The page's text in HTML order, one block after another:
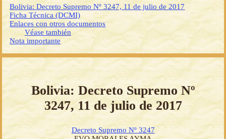
Bolivia: Decreto Supremo Nº 3247, 11 de julio de 2017
Ficha Técnica (DCMI)
Enlaces con otros documentos
Véase también
Nota importante
Bolivia: Decreto Supremo Nº
3247, 11 de julio de 2017
Decreto Supremo Nº 3247